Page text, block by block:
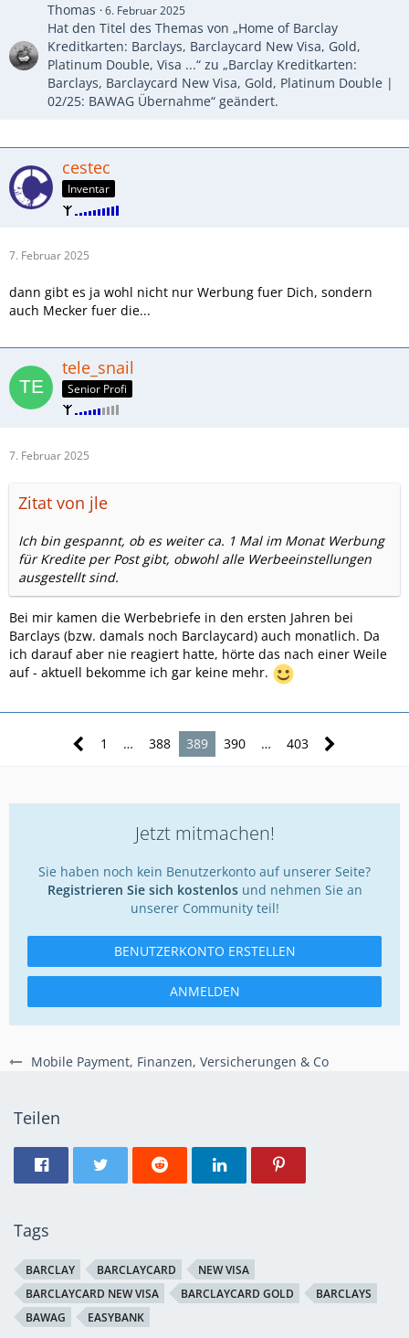
Mobile Payment, Finanzen, Versicherungen & Co
Thomas 6. Februar 2025
Hat den Titel des Themas von „Home of Barclay
Kreditkarten: Barclays, Barclaycard New Visa, Gold,
Platinum Double, Visa ...“ zu „Barclay Kreditkarten:
Barclays, Barclaycard New Visa, Gold, Platinum Double |
02/25: BAWAG Übernahme“ geändert.
cestec
Inventar
7. Februar 2025
dann gibt es ja wohl nicht nur Werbung fuer Dich, sondern
auch Mecker fuer die...
tele_snail
Senior Profi
7. Februar 2025
Zitat von jle
Ich bin gespannt, ob es weiter ca. 1 Mal im Monat Werbung
für Kredite per Post gibt, obwohl alle Werbeeinstellungen
ausgestellt sind.
Bei mir kamen die Werbebriefe in den ersten Jahren bei
Barclays (bzw. damals noch Barclaycard) auch monatlich. Da
ich darauf aber nie reagiert hatte, hörte das nach einer Weile
auf - aktuell bekomme ich gar keine mehr.
1 … 388 389 390 … 403
Jetzt mitmachen!
Sie haben noch kein Benutzerkonto auf unserer Seite?
Registrieren Sie sich kostenlosund nehmen Sie an
unserer Community teil!
BENUTZERKONTO ERSTELLEN
ANMELDEN
Teilen
Tags
BARCLAY BARCLAYCARD
NEW VISA
BARCLAYCARD NEW VISA
BARCLAYCARD GOLD
BARCLAYS
BAWAG
EASYBANK